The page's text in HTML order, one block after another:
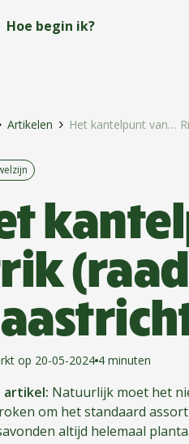
Hoe begin ik?
Artikelen Het kantelpunt van…
op 20-05-2024 4 minuten
artikel: Natuurlijk moet het
om het standaard
altijd helemaal